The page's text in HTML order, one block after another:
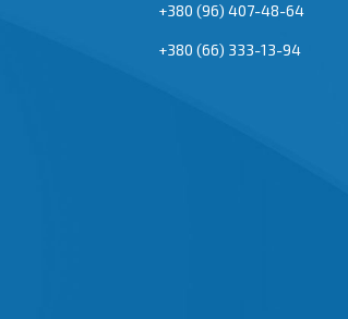
+380 (96) 407-48-64
+380 (66) 333-13-94